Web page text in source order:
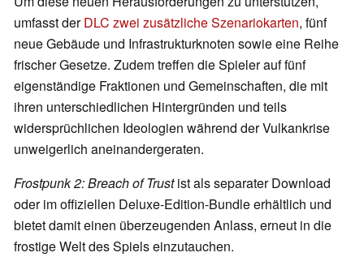
umfasst derDLC zwei zusätzliche Szenariokarten, fünf
neue Gebäude und Infrastrukturknoten sowie eine Reihe
frischer Gesetze. Zudem treffen die Spieler auf fünf
eigenständige Fraktionen und Gemeinschaften, die mit
ihren unterschiedlichen Hintergründen und teils
widersprüchlichen Ideologien während der Vulkankrise
unweigerlich aneinandergeraten.
Frostpunk 2: Breach of Trustist als separater Download
oder im offiziellen Deluxe‑Edition‑Bundle erhältlich und
bietet damit einen überzeugenden Anlass, erneut in die
frostige Welt des Spiels einzutauchen.